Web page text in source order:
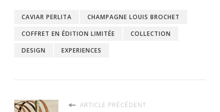
CAVIAR PERLITA
CHAMPAGNE LOUIS BROCHET
COFFRET EN ÉDITION LIMITÉE
COLLECTION
DESIGN
EXPERIENCES
ARTICLE PRÉCÉDENT